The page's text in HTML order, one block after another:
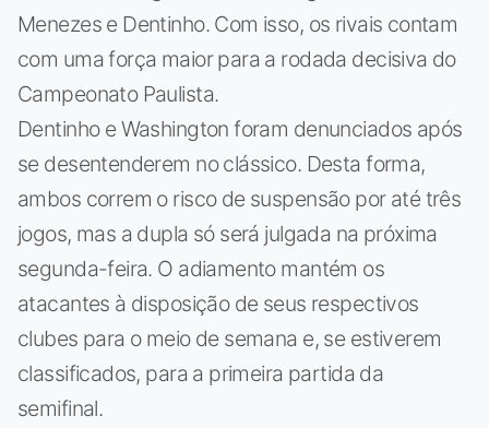
Menezes e Dentinho. Com isso, os rivais contam
com uma força maior para a rodada decisiva do
Campeonato Paulista.
Dentinho e Washington foram denunciados após
se desentenderem no clássico. Desta forma,
ambos correm o risco de suspensão por até três
jogos, mas a dupla só será julgada na próxima
segunda-feira. O adiamento mantém os
atacantes à disposição de seus respectivos
clubes para o meio de semana e, se estiverem
classificados, para a primeira partida da
semifinal.